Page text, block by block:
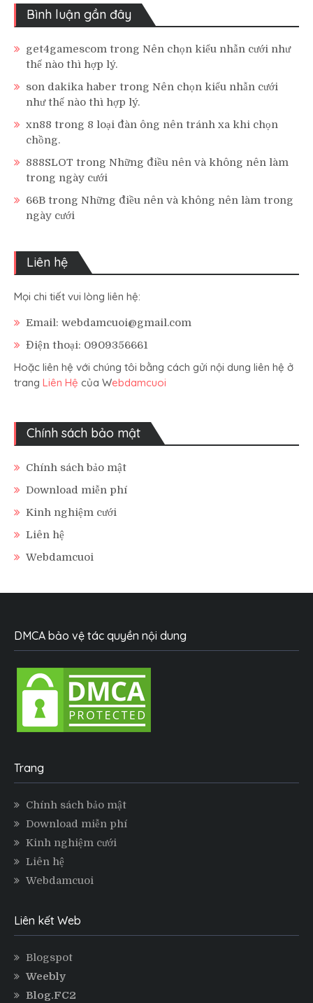
Bình luận gần đây
get4gamescom trong Nên chọn kiểu nhẫn cưới như
thế nào thì hợp lý.
son dakika haber trong Nên chọn kiểu nhẫn cưới
như thế nào thì hợp lý.
xn88 trong 8 loại đàn ông nên tránh xa khi chọn
chồng.
888SLOT trong Những điều nên và không nên làm
trong ngày cưới
66B trong Những điều nên và không nên làm trong
ngày cưới
Liên hệ
Mọi chi tiết vui lòng liên hệ:
Email: webdamcuoi@gmail.com
Điện thoại: 0909356661
Hoặc liên hệ với chúng tôi bằng cách gửi nội dung liên hệ ở
trang Liên Hệ của Webdamcuoi
Chính sách bảo mật
Chính sách bảo mật
Download miễn phí
Kinh nghiệm cưới
Liên hệ
Webdamcuoi
DMCA bảo vệ tác quyền nội dung
Trang
Chính sách bảo mật
Download miễn phí
Kinh nghiệm cưới
Liên hệ
Webdamcuoi
Liên kết Web
Blogspot
Weebly
Blog.FC2